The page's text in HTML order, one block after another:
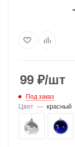
99 ₽/шт
Под заказ
Цвет — красный